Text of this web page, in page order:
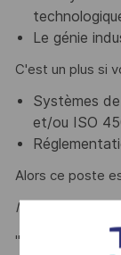
Le génie
C'est un plus si
Systèmes
et/ou ISO
Alors ce poste
Mot de l'équipe :
" Au-delà d'une